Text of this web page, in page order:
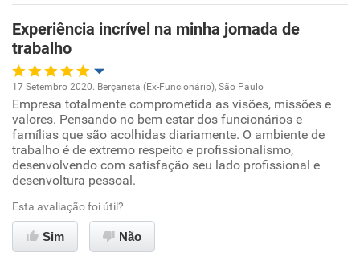
Recomenda esta empresa
Recomenda a diretoria
Experiência incrível na minha jornada de
trabalho
Oportunidade de promoção
Ambiente de trabalho
Conciliação com a vida familiar
Benefícios
17 Setembro 2020. Berçarista (Ex-Funcionário), São Paulo
Empresa totalmente comprometida as visões, missões e
valores. Pensando no bem estar dos funcionários e
famílias que são acolhidas diariamente. O ambiente de
trabalho é de extremo respeito e profissionalismo,
desenvolvendo com satisfação seu lado profissional e
desenvoltura pessoal.
Esta avaliação foi útil?
Sim Não